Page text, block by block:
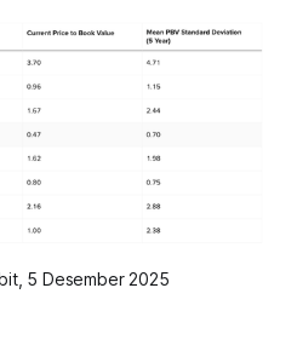
5 Desember 2025